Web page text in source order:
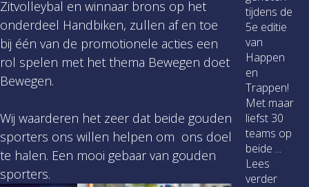
Zitvolleybal en winnaar brons op het
onderdeel Handbiken, zullen af en toe
bij één van de promotionele acties een
rol spelen met het thema Bewegen doet
Bewegen.
Wij waarderen het zeer dat beide gouden
sporters ons willen helpen om ons doel
te halen. Een mooi gebaar van gouden
sporters.
tijdens de
5e editie
van
Happen
en
Trappen!
Met maar
liefst 30
teams op
beide ...
Lees
verder